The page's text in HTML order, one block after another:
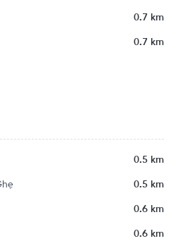
0.7 km
0.7 km
0.5 km
0.5 km
0.6 km
0.6 km